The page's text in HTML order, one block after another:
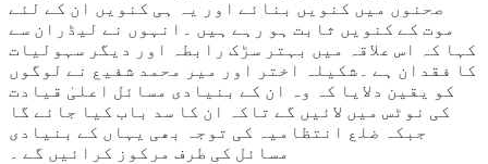
صحنوں میں کنویں بنائے اور یہ ہی کنویں ان کے لئے
موت کے کنویں ثابت ہو رہے ہیں ۔انہوں نے لیڈران سے
کہا کہ اس علاقہ میں بہتر سڑک رابطہ اور دیگر سہولیات
کا فقدان ہے ۔شکیلہ اختر اور میر محمد شفیع نے لوگوں
کو یقین دلایا کہ وہ ان کے بنیادی مسائل اعلیٰ قیادت
کی نوٹس میں لائیں گے تاکہ ان کا سد باب کیا جائے گا
جبکہ ضلع انتظامیہ کی توجہ بھی یہاں کے بنیادی
مسائل کی طرف مرکوز کرائیں گے ۔